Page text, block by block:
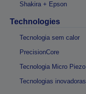
Shakira + Epson
Technologies
Tecnologia sem calor
PrecisionCore
Tecnologia Micro Piezo
Tecnologias inovadoras